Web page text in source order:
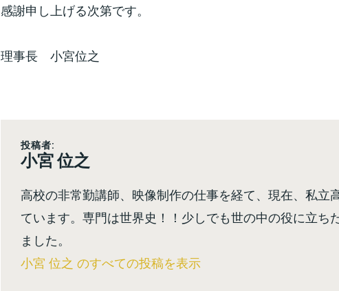
感謝申し上げる次第です。
理事長 小宮位之
投稿者:
小宮 位之
高校の非常勤講師、映像制作の仕事を経て、現在、私立
ています。専門は世界史！！少しでも世の中の役に立ち
ました。
小宮 位之 のすべての投稿を表示